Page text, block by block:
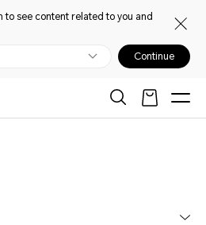
to see content related to you and
Continue